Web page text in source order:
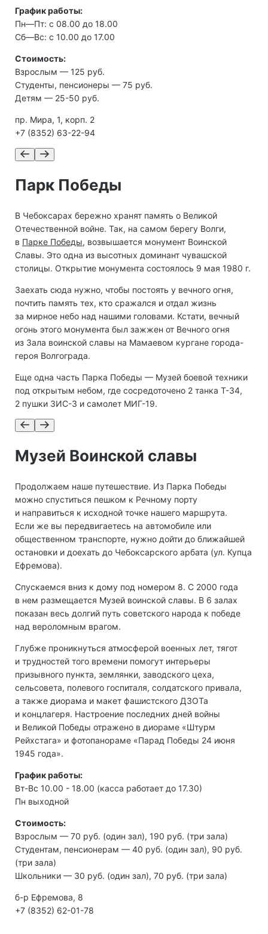
График работы:
Пн—Пт: с 08.00 до 18.00
Сб—Вс: с 10.00 до 17.00
Стоимость:
Взрослым — 125 руб.
Студенты, пенсионеры — 75 руб.
Детям — 25-50 руб.
пр. Мира, 1, корп. 2
+7 (8352) 63-22-94
Парк Победы
В Чебоксарах бережно хранят память о Великой
Отечественной войне. Так, на самом берегу Волги,
в Парке Победы, возвышается монумент Воинской
Славы. Это одна из высотных доминант чувашской
столицы. Открытие монумента состоялось 9 мая 1980 г.
Заехать сюда нужно, чтобы постоять у вечного огня,
почтить память тех, кто сражался и отдал жизнь
за мирное небо над нашими головами. Кстати, вечный
огонь этого монумента был зажжен от Вечного огня
из Зала воинской славы на Мамаевом кургане города-
героя Волгограда.
Еще одна часть Парка Победы — Музей боевой техники
под открытым небом, где сосредоточено 2 танка Т-34,
2 пушки ЗИС-3 и самолет МИГ-19.
Музей Воинской славы
Продолжаем наше путешествие. Из Парка Победы
можно спуститься пешком к Речному порту
и направиться к исходной точке нашего маршрута.
Если же вы передвигаетесь на автомобиле или
общественном транспорте, нужно дойти до ближайшей
остановки и доехать до Чебоксарского арбата (ул. Купца
Ефремова).
Спускаемся вниз к дому под номером 8. С 2000 года
в нем размещается Музей воинской славы. В 6 залах
показан весь долгий путь советского народа к победе
над вероломным врагом.
Глубже проникнуться атмосферой военных лет, тягот
и трудностей того времени помогут интерьеры
призывного пункта, землянки, заводского цеха,
сельсовета, полевого госпиталя, солдатского привала,
а также диорама и макет фашистского ДЗОТа
и концлагеря. Настроение последних дней войны
и Великой Победы отражено в диораме «Штурм
Рейхстага» и фотопанораме «Парад Победы 24 июня
1945 года».
График работы:
Вт-Вс 10.00 - 18.00 (касса работает до 17.30)
Пн выходной
Стоимость:
Взрослым — 70 руб. (один зал), 190 руб. (три зала)
Студентам, пенсионерам — 40 руб. (один зал), 90 руб.
(три зала)
Школьники — 30 руб. (один зал), 70 руб. (три зала)
б-р Ефремова, 8
+7 (8352) 62-01-78